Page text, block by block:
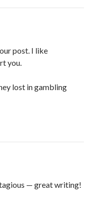
post. I like
you.
lost in gambling
— great writing!